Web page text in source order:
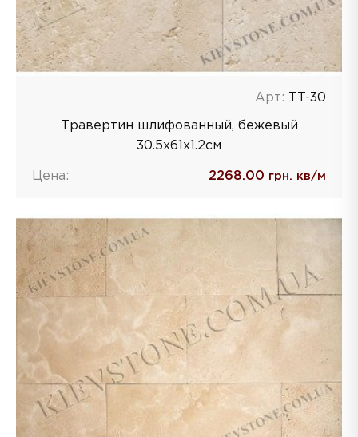
Арт: TT-30
Травертин шлифованный, бежевый
30.5x61x1.2cм
Цена: 2268.00 грн. кв/м